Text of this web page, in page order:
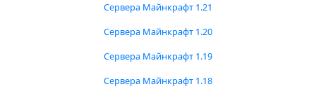
Сервера Майнкрафт 1.21
Сервера Майнкрафт 1.20
Сервера Майнкрафт 1.19
Сервера Майнкрафт 1.18